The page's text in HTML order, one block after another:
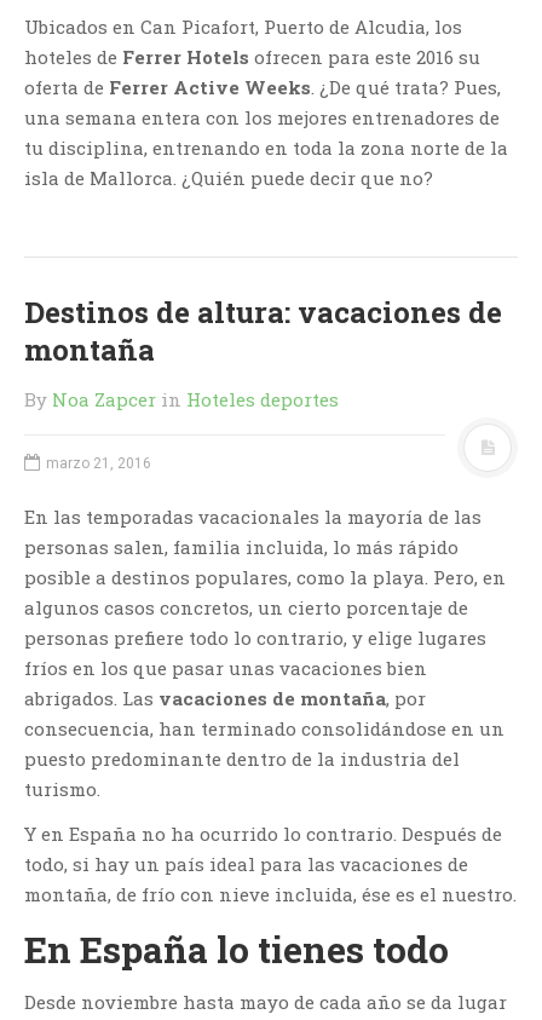
Ubicados en Can Picafort, Puerto de Alcudia, los
hoteles de Ferrer Hotels ofrecen para este 2016 su
oferta de Ferrer Active Weeks . ¿De qué trata? Pues,
una semana entera con los mejores entrenadores de
tu disciplina, entrenando en toda la zona norte de la
isla de Mallorca. ¿Quién puede decir que no?
Destinos de altura: vacaciones de
montaña
By Noa Zapcer in Hoteles deportes
marzo 21, 2016
En las temporadas vacacionales la mayoría de las
personas salen, familia incluida, lo más rápido
posible a destinos populares, como la playa. Pero, en
algunos casos concretos, un cierto porcentaje de
personas prefiere todo lo contrario, y elige lugares
fríos en los que pasar unas vacaciones bien
abrigados. Las vacaciones de montaña, por
consecuencia, han terminado consolidándose en un
puesto predominante dentro de la industria del
turismo.
Y en España no ha ocurrido lo contrario. Después de
todo, si hay un país ideal para las vacaciones de
montaña, de frío con nieve incluida, ése es el nuestro.
En España lo tienes todo
Desde noviembre hasta mayo de cada año se da lugar